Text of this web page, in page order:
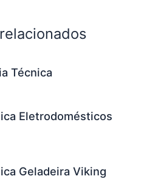
Técnica
Eletrodomésticos
Geladeira Viking